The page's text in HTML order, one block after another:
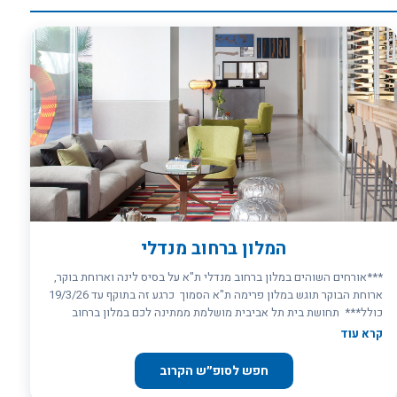
לערוך אירוע פרטי במלון, לבחור ממגוון של אופציות, ע``פ דרישה אישית.
המלון ברחוב מנדלי
***אורחים השוהים במלון ברחוב מנדלי ת"א על בסיס לינה וארוחת בוקר,
ארוחת הבוקר תוגש במלון פרימה ת"א הסמוך כרגע זה בתוקף עד 19/3/26
כולל*** תחושת בית תל אביבית מושלמת ממתינה לכם במלון ברחוב
מנדלי. פה, האירוח אינו רק פילוסופיה – הוא דרך חיים. רוצים להרגיש כמו
במסעדות האותנטיות שרק תל אביביים אמיתיים מכירים ושהבריסטה יכין
לכם את הקפה בדיוק כמו שאתם אוהבים?. או אולי כמו תיירים? - להתלהב
קרא עוד
חפש לסופ״ש הקרוב